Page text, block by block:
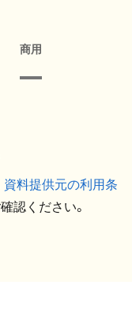
商用
資料提供元の利用条
認ください。